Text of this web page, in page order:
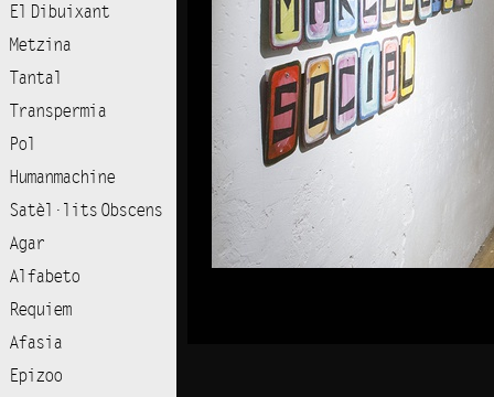
El Dibuixant
Metzina
Tantal
Transpermia
Pol
Humanmachine
Satèl·lits Obscens
Agar
Alfabeto
Requiem
Afasia
Epizoo